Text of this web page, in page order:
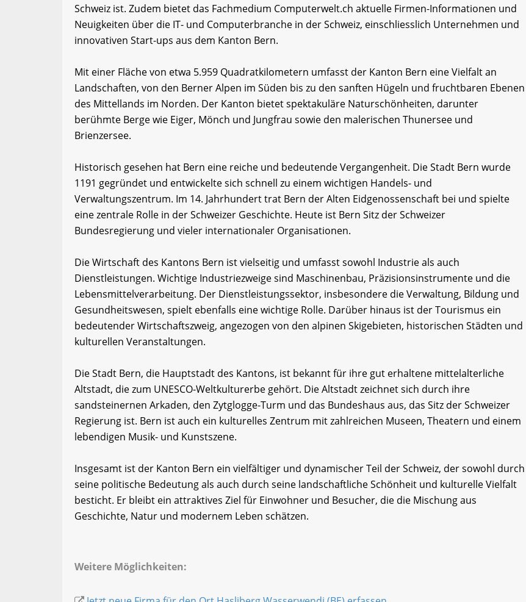
Schweiz ist. Zudem bietet das Fachmedium Computerwelt.ch aktuelle Firmen-Informationen und
Neuigkeiten über die IT- und Computerbranche in der Schweiz, einschliesslich Unternehmen und
innovativen Start-ups aus dem Kanton Bern.
Mit einer Fläche von etwa 5.959 Quadratkilometern umfasst der Kanton Bern eine Vielfalt an
Landschaften, von den Berner Alpen im Süden bis zu den sanften Hügeln und fruchtbaren Ebenen
des Mittellands im Norden. Der Kanton bietet spektakuläre Naturschönheiten, darunter
berühmte Berge wie Eiger, Mönch und Jungfrau sowie den malerischen Thunersee und
Brienzersee.
Historisch gesehen hat Bern eine reiche und bedeutende Vergangenheit. Die Stadt Bern wurde
1191 gegründet und entwickelte sich schnell zu einem wichtigen Handels- und
Verwaltungszentrum. Im 14. Jahrhundert trat Bern der Alten Eidgenossenschaft bei und spielte
eine zentrale Rolle in der Schweizer Geschichte. Heute ist Bern Sitz der Schweizer
Bundesregierung und vieler internationaler Organisationen.
Die Wirtschaft des Kantons Bern ist vielseitig und umfasst sowohl Industrie als auch
Dienstleistungen. Wichtige Industriezweige sind Maschinenbau, Präzisionsinstrumente und die
Lebensmittelverarbeitung. Der Dienstleistungssektor, insbesondere die Verwaltung, Bildung und
Gesundheitswesen, spielt ebenfalls eine wichtige Rolle. Darüber hinaus ist der Tourismus ein
bedeutender Wirtschaftszweig, angezogen von den alpinen Skigebieten, historischen Städten und
kulturellen Veranstaltungen.
Die Stadt Bern, die Hauptstadt des Kantons, ist bekannt für ihre gut erhaltene mittelalterliche
Altstadt, die zum UNESCO-Weltkulturerbe gehört. Die Altstadt zeichnet sich durch ihre
sandsteinernen Arkaden, den Zytglogge-Turm und das Bundeshaus aus, das Sitz der Schweizer
Regierung ist. Bern ist auch ein kulturelles Zentrum mit zahlreichen Museen, Theatern und einem
lebendigen Musik- und Kunstszene.
Insgesamt ist der Kanton Bern ein vielfältiger und dynamischer Teil der Schweiz, der sowohl durch
seine politische Bedeutung als auch durch seine landschaftliche Schönheit und kulturelle Vielfalt
besticht. Er bleibt ein attraktives Ziel für Einwohner und Besucher, die die Mischung aus
Geschichte, Natur und modernem Leben schätzen.
Weitere Möglichkeiten: